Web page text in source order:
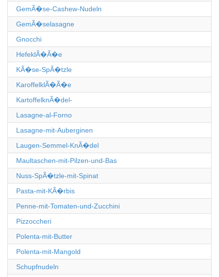
GemÃ�se-Cashew-Nudeln
GemÃ�selasagne
Gnocchi
HefeklÃ�Ã�e
KÃ�se-SpÃ�tzle
KaroffelklÃ�Ã�e
KartoffelknÃ�del-
Lasagne-al-Forno
Lasagne-mit-Auberginen
Laugen-Semmel-KnÃ�del
Maultaschen-mit-Pilzen-und-Bas
Nuss-SpÃ�tzle-mit-Spinat
Pasta-mit-KÃ�rbis
Penne-mit-Tomaten-und-Zucchini
Pizzoccheri
Polenta-mit-Butter
Polenta-mit-Mangold
Schupfnudeln